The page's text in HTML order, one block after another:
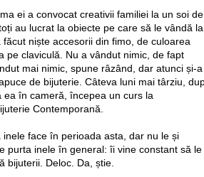
ei a convocat creativii familiei la un soi de
au lucrat la obiecte pe care să le vândă la
niște accesorii din fimo, de culoarea
pe claviculă. Nu a vândut nimic, de fapt
mai nimic, spune râzând, dar atunci și-a
de bijuterie. Câteva luni mai târziu,
ea în cameră, începea un curs la
Contemporană.
inele face în perioada asta, dar nu le și
purta inele în general: îi vine constant să le
bijuterii. Deloc. Da, știe.